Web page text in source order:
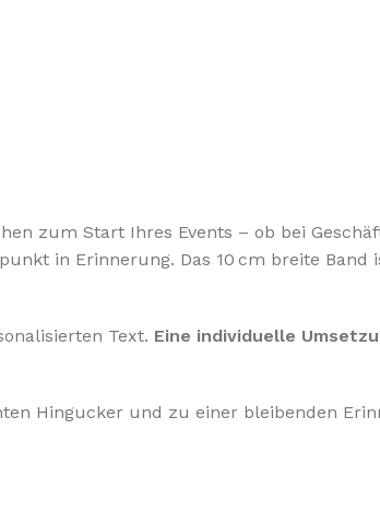
zum Start Ihres Events – ob bei
in Erinnerung. Das 10 cm breite Band
Text. Eine individuelle
Hingucker und zu einer bleibenden